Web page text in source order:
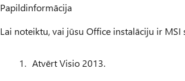
Papildinformācija
Lai noteiktu, vai jūsu Office instalāciju ir
Atvērt Visio 2013.